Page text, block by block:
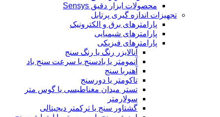
محصولات ابزار دقیق Sensys
تجهیزات اندازه گیری پرتابل
پارامترهای برق و الکترونیک
پارامترهای شیمیایی
پارامترهای فیزیکی
آنالایزر رنگ یا رنگ سنج
آنمومتر یا بادسنج یا سرعت سنج باد
آهنربا سنج
تاکومتر یا دورسنج
تستر میدان مغناطیسی یا گوس متر
سولارمتر
گشتاور سنج یا ترکمتر دیجیتالی